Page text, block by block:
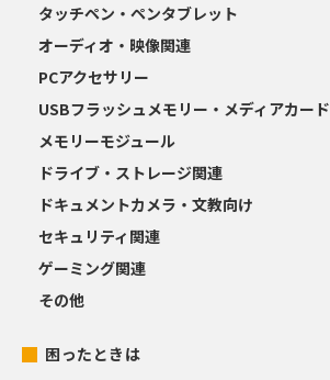
タッチペン・ペンタブレット
オーディオ・映像関連
PCアクセサリー
USBフラッシュメモリー・メディアカード
メモリーモジュール
ドライブ・ストレージ関連
ドキュメントカメラ・文教向け
セキュリティ関連
ゲーミング関連
その他
困ったときは